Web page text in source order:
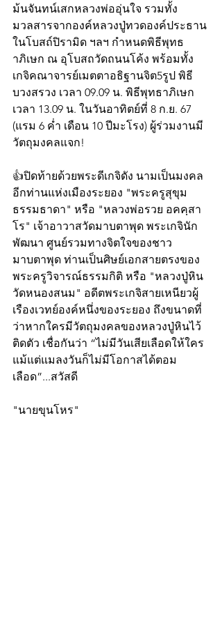
ม้นจันทน์เสกหลวงพ่ออุ่นใจ รวมทั้ง
มวลสารจากองค์หลวงปู่ทวดองค์ประธาน
ในโบสถ์ปิรามิด ฯลฯ กำหนดพิธีพุทธ
าภิเษก ณ อุโบสถวัดถนนโค้ง พร้อมทั้ง
เกจิคณาจารย์เมตตาอธิฐานจิต5รูป พิธี
บวงสรวง เวลา 09.09 น. พิธีพุทธาภิเษก
เวลา 13.09 น. ในวันอาทิตย์ที่ 8 ก.ย. 67
(แรม 6 ค่ำ เดือน 10 ปีมะโรง) ผู้ร่วมงานมี
วัตถุมงคลแจก!
👍ปิดท้ายด้วยพระดีเกจิดัง นามเป็นมงคล
อีกท่านแห่งเมืองระยอง "พระครูสุขุม
ธรรมธาดา" หรือ "หลวงพ่อรวย อคคฺสา
โร" เจ้าอาวาสวัดมาบตาพุด พระเกจินัก
พัฒนา ศูนย์รวมทางจิตใจของชาว
มาบตาพุด ท่านเป็นศิษย์เอกสายตรงของ
พระครูวิจารณ์ธรรมกิติ หรือ "หลวงปู่หิน
วัดหนองสนม" อดีตพระเกจิสายเหนียวผู้
เรืองเวทย์องค์หนึ่งของระยอง ถึงขนาดที่
ว่าหากใครมีวัตถุมงคลของหลวงปู่หินไว้
ติดตัว เชื่อกันว่า “ไม่มีวันเสียเลือดให้ใคร
แม้แต่แมลงวันก็ไม่มีโอกาสได้ตอม
เลือด”...สวัสดี
"นายขุนโหร"